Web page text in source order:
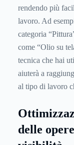
rendendo più
lavoro. Ad
categoria
come “Olio su
tecnica che hai
aiuterà a
al tipo di lavoro
delle